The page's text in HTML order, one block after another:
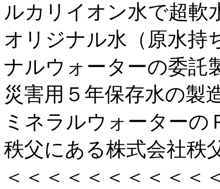
ルカリイオン水で超軟
オリジナル水（原水持
ナルウォーターの委託
災害用５年保存水の製
ミネラルウォーターの
秩父にある株式会社秩
＜＜＜＜＜＜＜＜＜＜